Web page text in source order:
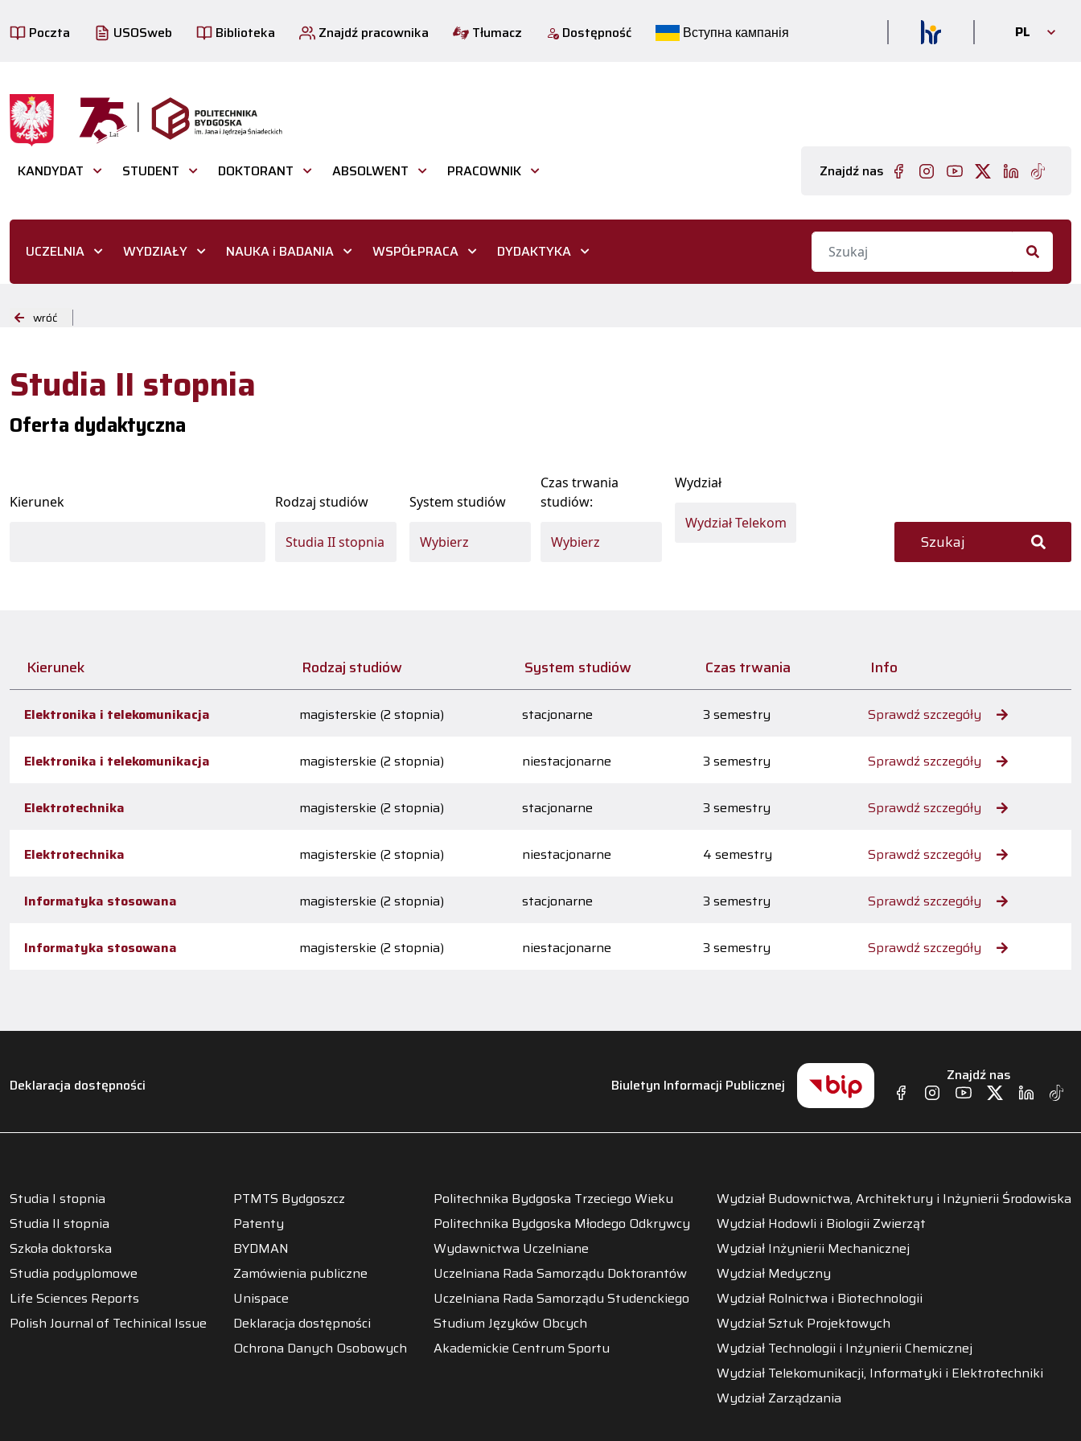
Poczta USOSweb Biblioteka Znajdź pracownika Tłumacz Dostępność Вступна кампанія PL
KANDYDAT STUDENT DOKTORANT ABSOLWENT PRACOWNIK Znajdź nas
UCZELNIA WYDZIAŁY NAUKA i BADANIA WSPÓŁPRACA DYDAKTYKA
wróć
Studia II stopnia
Oferta dydaktyczna
Kierunek Rodzaj studiów System studiów
Czas trwania
studiów:
Wydział
Szukaj
Kierunek Rodzaj studiów System studiów Czas trwania Info
Elektronika i telekomunikacja magisterskie (2 stopnia) stacjonarne 3 semestry Sprawdź szczegóły
Elektronika i telekomunikacja magisterskie (2 stopnia) niestacjonarne 3 semestry Sprawdź szczegóły
Elektrotechnika magisterskie (2 stopnia) stacjonarne 3 semestry Sprawdź szczegóły
Elektrotechnika magisterskie (2 stopnia) niestacjonarne 4 semestry Sprawdź szczegóły
Informatyka stosowana magisterskie (2 stopnia) stacjonarne 3 semestry Sprawdź szczegóły
Informatyka stosowana magisterskie (2 stopnia) niestacjonarne 3 semestry Sprawdź szczegóły
Deklaracja dostępności Biuletyn Informacji Publicznej
Znajdź nas
Studia I stopnia
Studia II stopnia
Szkoła doktorska
Studia podyplomowe
Life Sciences Reports
Polish Journal of Techinical Issue
PTMTS Bydgoszcz
Patenty
BYDMAN
Zamówienia publiczne
Unispace
Deklaracja dostępności
Ochrona Danych Osobowych
Politechnika Bydgoska Trzeciego Wieku
Politechnika Bydgoska Młodego Odkrywcy
Wydawnictwa Uczelniane
Uczelniana Rada Samorządu Doktorantów
Uczelniana Rada Samorządu Studenckiego
Studium Języków Obcych
Akademickie Centrum Sportu
Wydział Budownictwa, Architektury i Inżynierii Środowiska
Wydział Hodowli i Biologii Zwierząt
Wydział Inżynierii Mechanicznej
Wydział Medyczny
Wydział Rolnictwa i Biotechnologii
Wydział Sztuk Projektowych
Wydział Technologii i Inżynierii Chemicznej
Wydział Telekomunikacji, Informatyki i Elektrotechniki
Wydział Zarządzania